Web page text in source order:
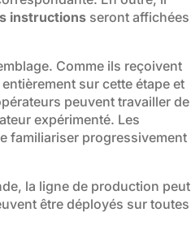
instructions seront affichées
Comme ils reçoivent
sur cette étape et
peuvent travailler de
expérimenté. Les
familiariser progressivement
la ligne de production peut
être déployés sur toutes